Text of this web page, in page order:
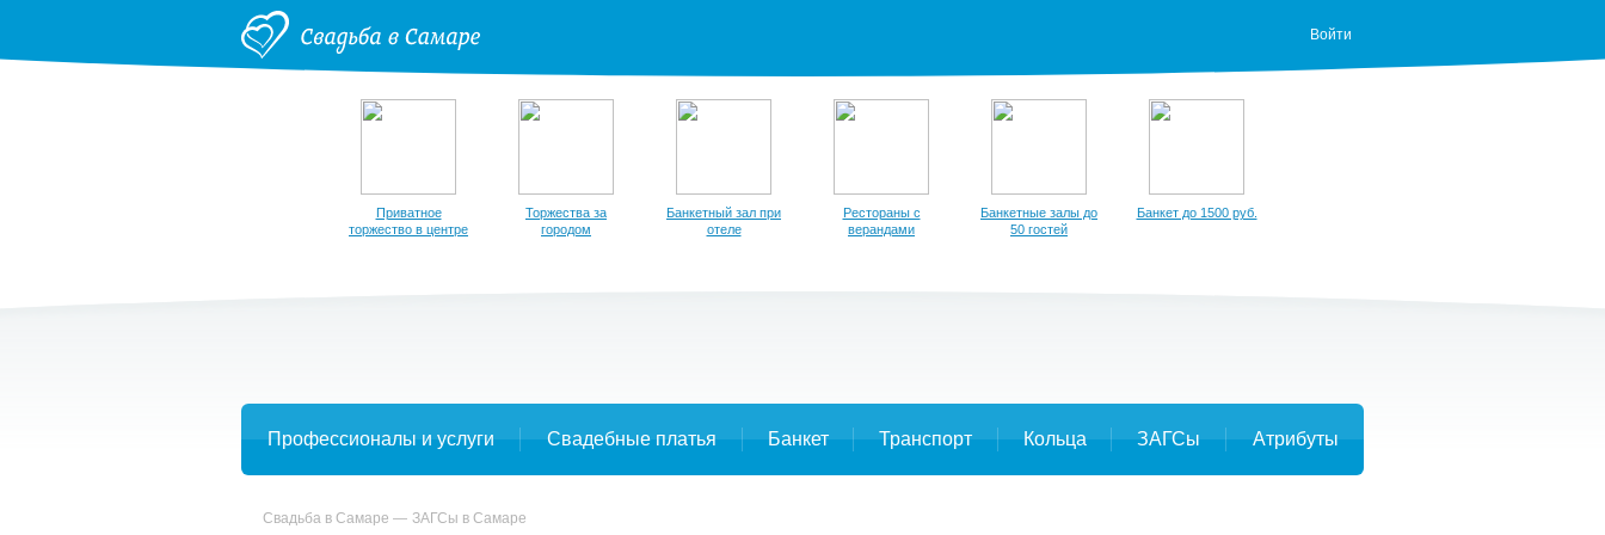
Войти
Приватное
торжество в центре
Торжества за
городом
Банкетный зал при
отеле
Рестораны с
верандами
Банкетные залы до
50 гостей
Банкет до 1500 руб.
Профессионалы и услуги Свадебные платья Банкет Транспорт Кольца ЗАГСы Атрибуты
Свадьба в Самаре ЗАГСы в Самаре